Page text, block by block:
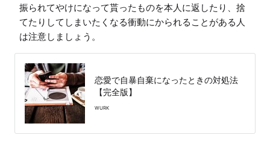
振られてやけになって貰ったものを本人に返したり、捨
てたりしてしまいたくなる衝動にかられることがある人
は注意しましょう。
恋愛で自暴自棄になったときの対処法
【完全版】
WURK